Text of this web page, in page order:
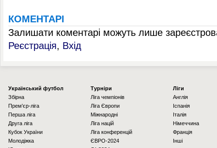
КОМЕНТАРІ
Залишати коментарі можуть лише
Реєстрація, Вхід
Українcький футбол
Збірна
Прем'єр-ліга
Перша ліга
Друга ліга
Кубок України
Молодіжка
Турніри
Ліга чемпіонів
Ліга Європи
Міжнародні
Ліга націй
Ліга конференцій
ЄВРО-2024
Ліги
Англія
Іспанія
Італія
Німеччина
Франція
Інші